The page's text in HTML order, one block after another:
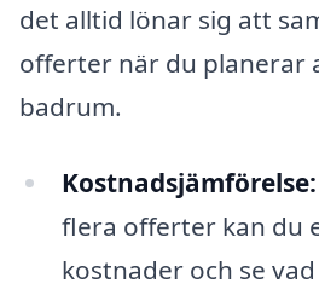
det alltid lönar sig att
offerter när du planerar
badrum.
Kostnadsjämförelse:
flera offerter kan du
kostnader och se